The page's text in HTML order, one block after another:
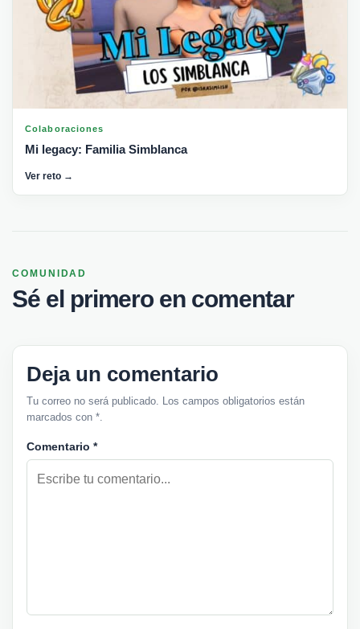
Colaboraciones
Mi legacy: Familia Simblanca
Ver reto →
COMUNIDAD
Sé el primero en comentar
Deja un comentario
Tu correo no será publicado. Los campos obligatorios están
marcados con *.
Comentario *